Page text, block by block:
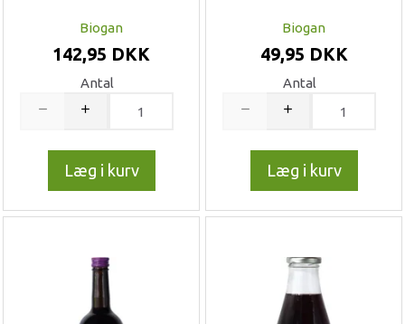
Biogan
142,95 DKK
Antal
Læg i kurv
Biogan
49,95 DKK
Antal
Læg i kurv